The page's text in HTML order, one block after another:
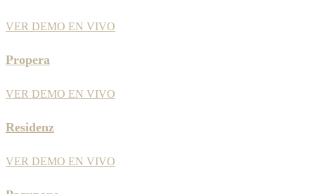
VER DEMO EN VIVO
Propera
VER DEMO EN VIVO
Residenz
VER DEMO EN VIVO